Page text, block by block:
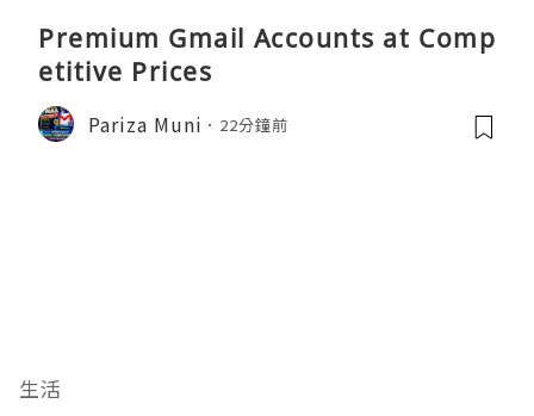
Premium Gmail Accounts at Comp
etitive Prices
Pariza Muni 22分鐘前
生活